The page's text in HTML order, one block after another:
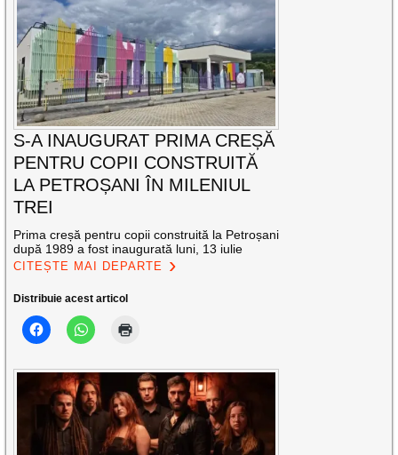
S-A INAUGURAT PRIMA CREȘĂ
PENTRU COPII CONSTRUITĂ
LA PETROȘANI ÎN MILENIUL
TREI
Prima creșă pentru copii construită la Petroșani
după 1989 a fost inaugurată luni, 13 iulie
CITEȘTE MAI DEPARTE
Distribuie acest articol